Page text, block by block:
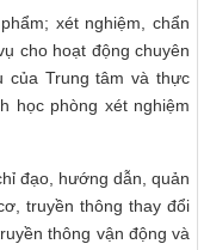
xét nghiệm, chẩn
cho hoạt động chuyên
của Trung tâm và thực
học phòng xét nghiệm
đạo, hướng dẫn, quản
truyền thông thay đổi
thông vận động và